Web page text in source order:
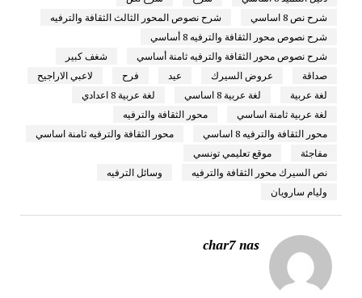
شرح نص 8 اساسي
شرح نصوص المحور الثالث الثقافة والترفيه
شرح نصوص محور الثقافة والترفيه 8 أساسي
شرح نصوص محور الثقافة والترفيه ثامنة أساسي
شغف كبير
صداقة
عروض السيرك عيد فرح
لاعبي الاراجيح
لغة عربية
لغة عربية 8 اساسي
لغة عربية 8 اعدادي
لغة عربية ثامنة اساسي
محور الثقافة والترفيه
محور الثقافة والترفيه 8 اساسي
محور الثقافة والترفيه ثامنة اساسي
مفاجئة
موقع تعليمي تونسي
نص السيرك محور الثقافة والترفيه
وسائل الترفيه
وليام سارويان
char7 nas